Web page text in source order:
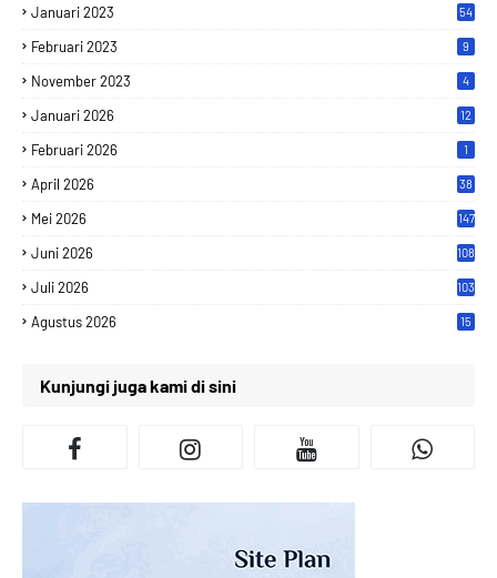
Januari 2023 54
Februari 2023 9
November 2023 4
Januari 2026 12
Februari 2026 1
April 2026 38
Mei 2026 147
Juni 2026 108
Juli 2026 103
Agustus 2026 15
Kunjungi juga kami di sini